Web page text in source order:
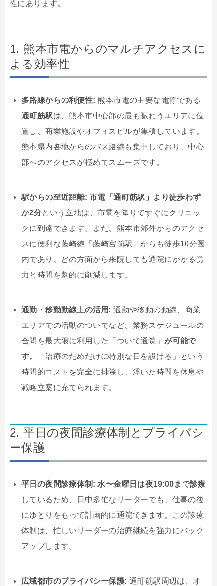
性にあります。
1. 熊本市電からのマルチアクセスに
よる効率性
多路線からの利便性: 熊本市電の主要な電停である
通町筋駅は、熊本市中心部の最も賑わうエリアに位
置し、商業施設やオフィスビルが集積しています。
熊本県内各地からのバス路線も集中しており、中心
部へのアクセスが極めてスムーズです。
駅からの至近距離: 市電「通町筋駅」より徒歩わず
か2分という立地は、市電を降りてすぐにクリニッ
クに到達できます。また、熊本市郊外からのアクセ
スに便利な藤崎線「藤崎宮前駅」からも徒歩10分圏
内であり、どの方面から来院しても通院にかかる労
力と時間を劇的に削減します。
通勤・移動動線上の活用: 通勤や移動の動線、商業
エリアでの活動のついでなど、業務スケジュールの
合間を最大限に利用した「ついで通院」 が可能で
す。
「治療のためだけに特別な日を設ける」という
時間的コストを完全に排除し、浮いた時間を休息や
戦略立案に充てられます。
2. 平日の夜間診療体制とプライバシ
ー保護
平日の夜間診療体制: 水〜金曜日は夜19:00まで診療
しているため、日中多忙なリーダーでも、仕事の後
にゆとりをもって計画的に通院できます。この診療
体制は、忙しいリーダーの治療継続を強力にバック
アップします。
広域都市のプライバシー保護: 通町筋駅周辺は、オ